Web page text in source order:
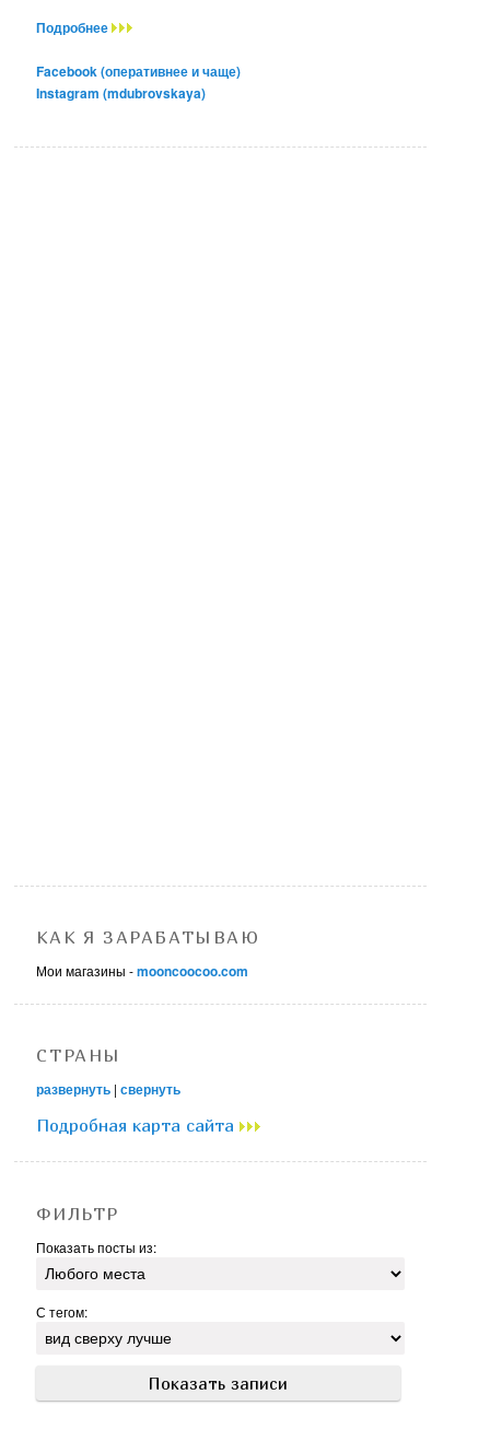
Подробнее
Facebook (оперативнее и чаще)
Instagram (mdubrovskaya)
КАК Я ЗАРАБАТЫВАЮ
Мои магазины -mooncoocoo.com
СТРАНЫ
развернуть |свернуть
Подробная карта сайта
ФИЛЬТР
Показать посты из:
С тегом: